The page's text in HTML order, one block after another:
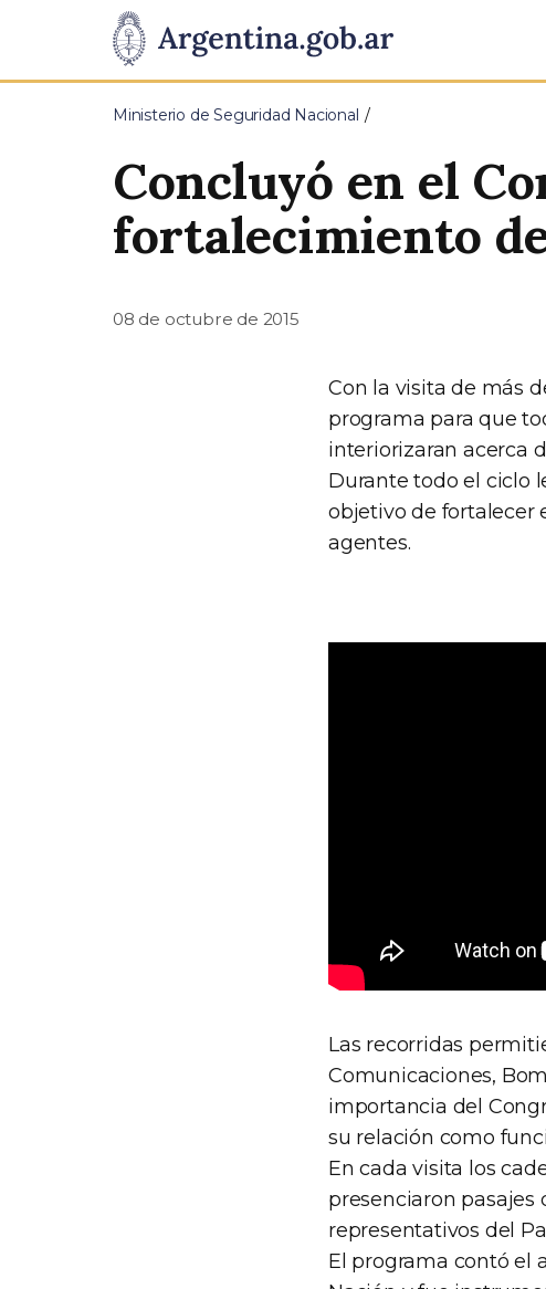
Presidencia
de
Pasar al contenido principal
Ministerio de Seguridad Nacional
Concluyó en el
fortalecimiento
08 de octubre de 2015
Con la visita de más
programa para que
interiorizaran acerca
Durante todo el ciclo
objetivo de fortalecer
agentes.
Las recorridas
Comunicaciones,
importancia del
su relación como
En cada visita los
presenciaron pasajes
representativos del
El programa contó el